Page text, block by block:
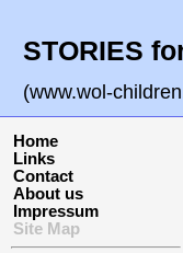
STORIES
(www.wol-
Home
Links
Contact
About us
Impressum
Site Map